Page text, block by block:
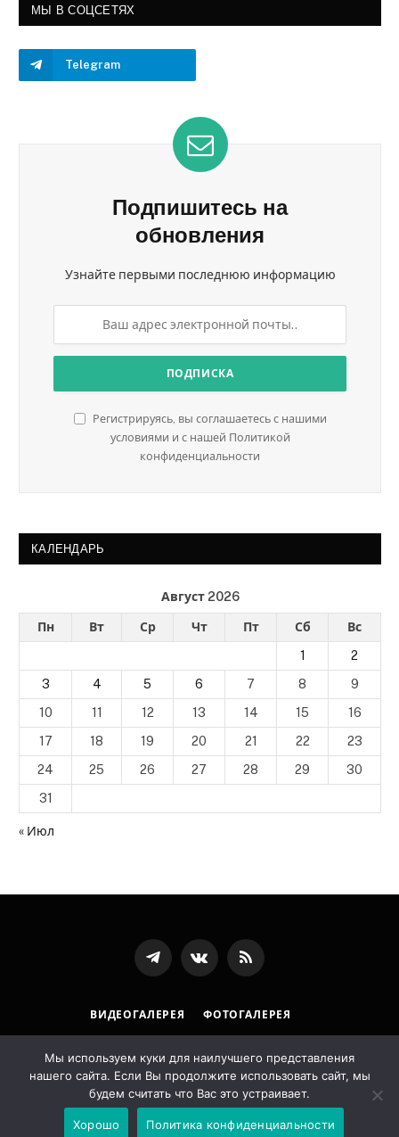
МЫ В СОЦСЕТЯХ
Telegram
Подпишитесь на
обновления
Узнайте первыми последнюю информацию
Регистрируясь, вы соглашаетесь с нашими
условиями и с нашей Политикой
конфиденциальности
КАЛЕНДАРЬ
Август 2026
Пн Вт Ср Чт Пт Сб
Вс
1
2
3
4 5 6 7 8
9
10
11 12 13 14 15
16
17
18 19 20 21 22
23
24
25 26 27 28 29
30
31
« Июл
ТелеграммВКонтактеRSS-
ВИДЕОГАЛЕРЕЯ ФОТОГАЛЕРЕЯ
© 2026 Государственная архивная служба Республики
Ингушетия. Designed byLostArt .
Мы используем куки для наилучшего представления
нашего сайта. Если Вы продолжите использовать сайт, мы
будем считать что Вас это устраивает.
Хорошо Политика конфиденциальности